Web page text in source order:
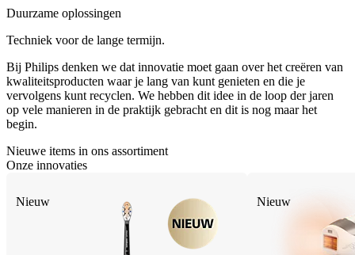
Duurzame oplossingen
Techniek voor de lange termijn.
Bij Philips denken we dat innovatie moet gaan over het creëren van
kwaliteitsproducten waar je lang van kunt genieten en die je
vervolgens kunt recyclen. We hebben dit idee in de loop der jaren
op vele manieren in de praktijk gebracht en dit is nog maar het
begin.
Nieuwe items in ons assortiment
Onze innovaties
Nieuw Nieuw